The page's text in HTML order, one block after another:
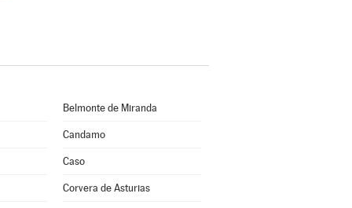
Belmonte de Miranda
Candamo
Caso
Corvera de Asturias